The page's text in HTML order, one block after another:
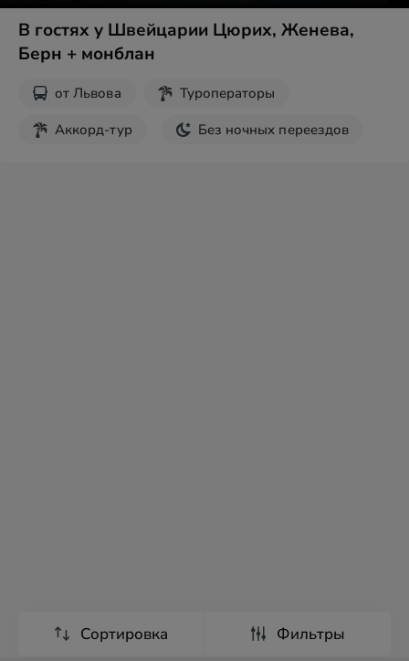
Сортировка
В гостях у Швейцарии Цюрих, Женева,
Берн + монблан
от Львова
Туроператоры
Аккорд-тур
Без ночных переездов
Фильтры